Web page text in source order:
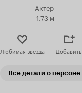
Актер
1.73 м
Любимая звезда Добавить
Все детали о персоне